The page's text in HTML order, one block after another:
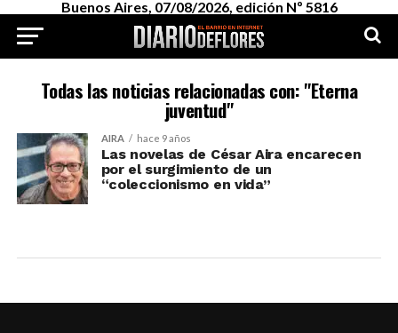
Buenos Aires, 07/08/2026, edición Nº 5816
Todas las noticias relacionadas con: "Eterna
juventud"
AIRA hace 9 años
Las novelas de César Aira encarecen
por el surgimiento de un
“coleccionismo en vida”